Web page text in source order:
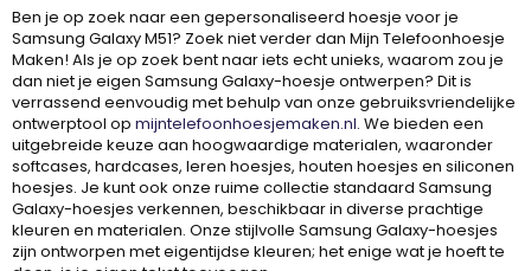
Ben je op zoek naar een gepersonaliseerd hoesje voor je
Samsung Galaxy M51? Zoek niet verder dan Mijn Telefoonhoesje
Maken! Als je op zoek bent naar iets echt unieks, waarom zou je
dan niet je eigen Samsung Galaxy-hoesje ontwerpen? Dit is
verrassend eenvoudig met behulp van onze gebruiksvriendelijke
ontwerptool op mijntelefoonhoesjemaken.nl. We bieden een
uitgebreide keuze aan hoogwaardige materialen, waaronder
softcases, hardcases, leren hoesjes, houten hoesjes en siliconen
hoesjes. Je kunt ook onze ruime collectie standaard Samsung
Galaxy-hoesjes verkennen, beschikbaar in diverse prachtige
kleuren en materialen. Onze stijlvolle Samsung Galaxy-hoesjes
zijn ontworpen met eigentijdse kleuren; het enige wat je hoeft te